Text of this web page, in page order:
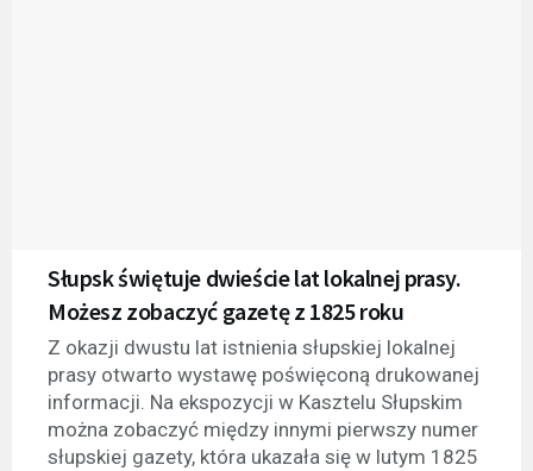
Słupsk świętuje dwieście lat lokalnej prasy.
Możesz zobaczyć gazetę z 1825 roku
Z okazji dwustu lat istnienia słupskiej lokalnej
prasy otwarto wystawę poświęconą drukowanej
informacji. Na ekspozycji w Kasztelu Słupskim
można zobaczyć między innymi pierwszy numer
słupskiej gazety, która ukazała się w lutym 1825